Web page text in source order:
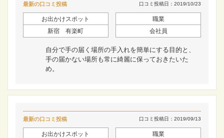
最新の口コミ投稿 口コミ投稿日：2019/10/23
お出かけスポット
新宿 有楽町
職業
会社員
自分で手の届く場所の手入れを簡単にする目的と、
手の届かない場所も常に綺麗に保っておきたいた
め。
最新の口コミ投稿 口コミ投稿日：2019/09/13
お出かけスポット
職業